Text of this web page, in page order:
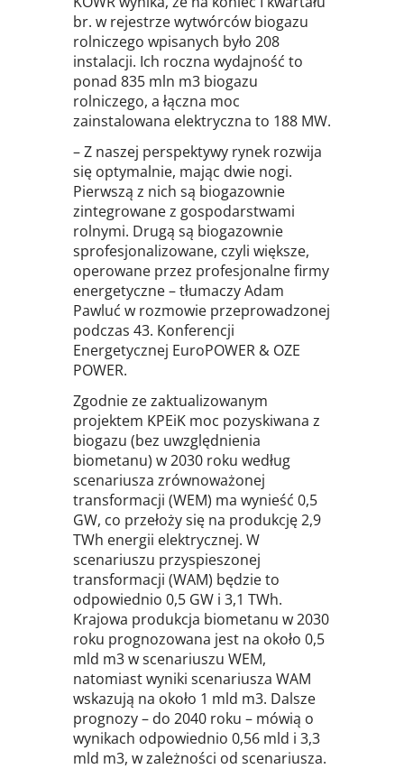
br. w rejestrze wytwórców biogazu
rolniczego wpisanych było 208
instalacji. Ich roczna wydajność to
ponad 835 mln m3 biogazu
rolniczego, a łączna moc
zainstalowana elektryczna to 188 MW.
– Z naszej perspektywy rynek rozwija
się optymalnie, mając dwie nogi.
Pierwszą z nich są biogazownie
zintegrowane z gospodarstwami
rolnymi. Drugą są biogazownie
sprofesjonalizowane, czyli większe,
operowane przez profesjonalne firmy
energetyczne – tłumaczy Adam
Pawluć w rozmowie przeprowadzonej
podczas 43. Konferencji
Energetycznej EuroPOWER & OZE
POWER.
Zgodnie ze zaktualizowanym
projektem KPEiK moc pozyskiwana z
biogazu (bez uwzględnienia
biometanu) w 2030 roku według
scenariusza zrównoważonej
transformacji (WEM) ma wynieść 0,5
GW, co przełoży się na produkcję 2,9
TWh energii elektrycznej. W
scenariuszu przyspieszonej
transformacji (WAM) będzie to
odpowiednio 0,5 GW i 3,1 TWh.
Krajowa produkcja biometanu w 2030
roku prognozowana jest na około 0,5
mld m3 w scenariuszu WEM,
natomiast wyniki scenariusza WAM
wskazują na około 1 mld m3. Dalsze
prognozy – do 2040 roku – mówią o
wynikach odpowiednio 0,56 mld i 3,3
mld m3, w zależności od scenariusza.